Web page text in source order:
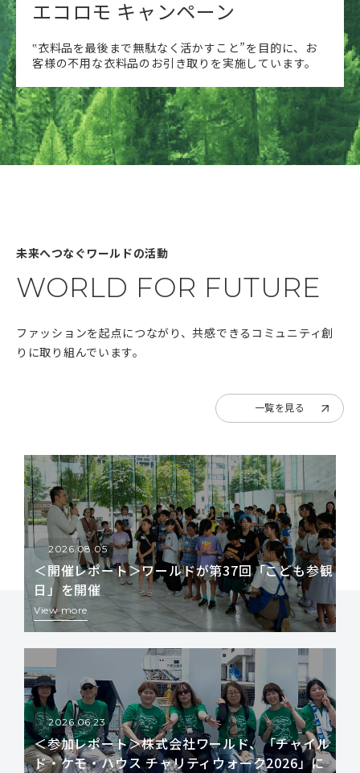
エコロモ キャンペーン
‟衣料品を最後まで無駄なく活かすこと”を目的に、お
客様の不用な衣料品のお引き取りを実施しています。
未来へつなぐワールドの活動
WORLD FOR FUTURE
ファッションを起点につながり、共感できるコミュニティ創
りに取り組んでいます。
一覧を見る
2026.08.05
＜開催レポート＞ワールドが第37回「こども参観
日」を開催
View more
2026.06.23
＜参加レポート＞株式会社ワールド、「チャイル
ド・ケモ・ハウス チャリティウォーク2026」に